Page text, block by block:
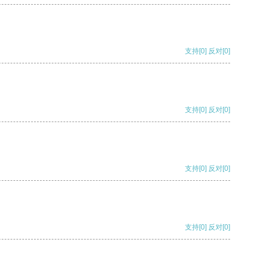
支持[0] 反对[0]
支持[0] 反对[0]
支持[0] 反对[0]
支持[0] 反对[0]